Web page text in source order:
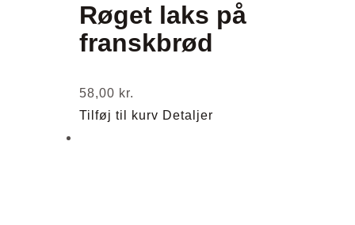
Røget laks på
franskbrød
58,00 kr.
Tilføj til kurv Detaljer